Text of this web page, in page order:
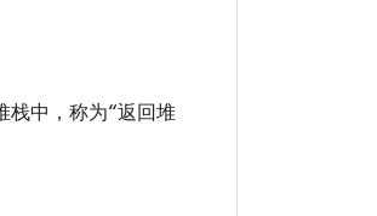
栈中，称为“返回堆